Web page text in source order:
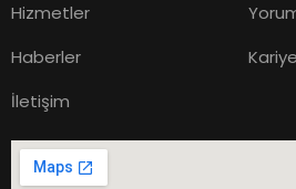
Hizmetler
Haberler
İletişim